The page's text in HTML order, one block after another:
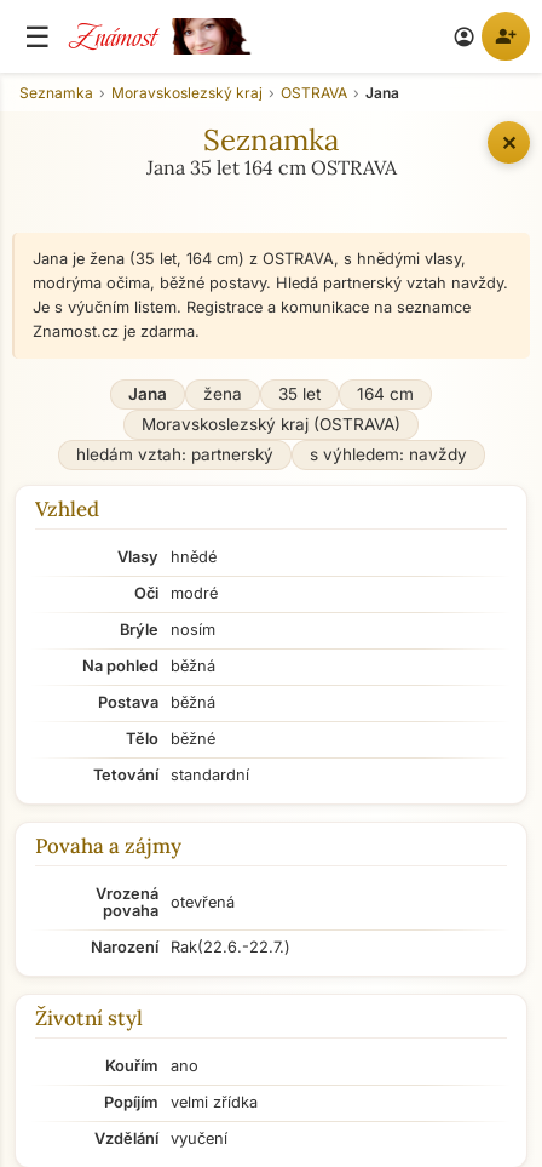
☰ Známost account_circle person_add
✕
Seznamka Moravskoslezský kraj OSTRAVA Jana
Seznamka
Jana 35 let 164 cm OSTRAVA
Jana je žena (35 let, 164 cm) z OSTRAVA, s hnědými vlasy,
modrýma očima, běžné postavy. Hledá partnerský vztah navždy.
Je s výučním listem. Registrace a komunikace na seznamce
Znamost.cz je zdarma.
Jana žena 35 let
164 cm
Moravskoslezský kraj (OSTRAVA)
hledám vztah: partnerský
s výhledem: navždy
Vzhled
Vlasy
hnědé
Oči
modré
Brýle
nosím
Na pohled
běžná
Postava
běžná
Tělo
běžné
Tetování
standardní
Povaha a zájmy
Vrozená
povaha
otevřená
Narození Rak(22.6.-22.7.)
Životní styl
Kouřím
ano
Popíjím
velmi zřídka
Vzdělání
vyučení